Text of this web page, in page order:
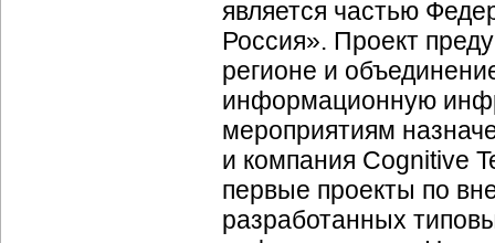
является частью
Россия». Проект
регионе и
информационную
мероприятиям
и компания Cognitive
первые проекты по
разработанных